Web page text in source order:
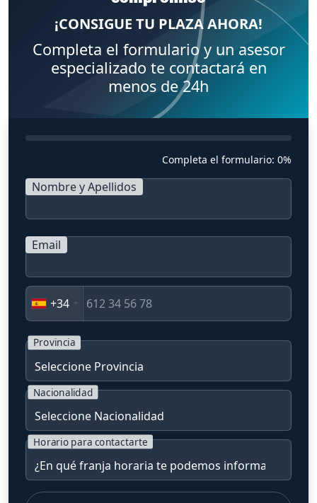
¡CONSIGUE TU PLAZA AHORA!
Completa el formulario y un asesor
especializado te contactará en
menos de 24h
Completa el formulario: 0%
Nombre y Apellidos
Email
+34
Provincia
Nacionalidad
Horario para contactarte